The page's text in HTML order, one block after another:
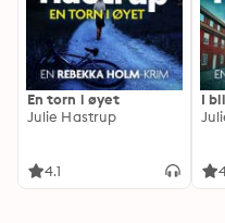
En torn i øyet
Julie Hastrup
4.1
I